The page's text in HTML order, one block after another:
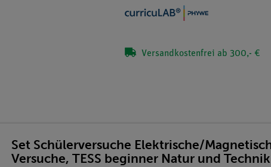
Versandkostenfrei ab 300,- €
Set Schülerversuche Elektrische/
Versuche, TESS beginner Natur und